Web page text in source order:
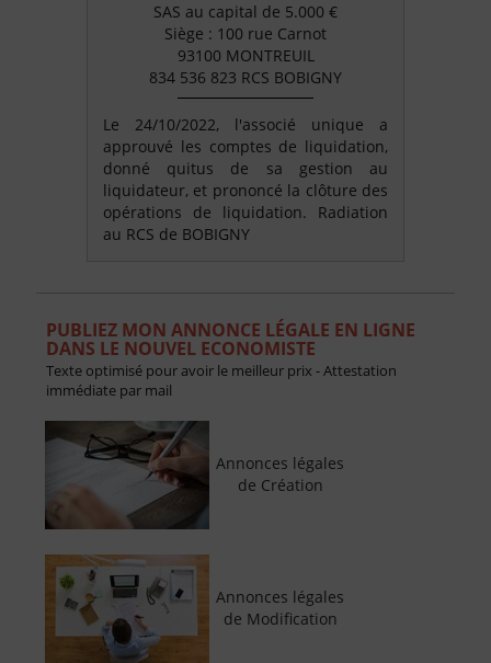
SAS au capital de 5.000 €
Siège : 100 rue Carnot
93100 MONTREUIL
834 536 823 RCS BOBIGNY
Le 24/10/2022, l'associé unique a
approuvé les comptes de liquidation,
donné quitus de sa gestion au
liquidateur, et prononcé la clôture des
opérations de liquidation. Radiation
au RCS de BOBIGNY
PUBLIEZ MON ANNONCE LÉGALE EN LIGNE
DANS LE NOUVEL ECONOMISTE
Texte optimisé pour avoir le meilleur prix - Attestation
immédiate par mail
Annonces légales
de Création
Annonces légales
de Modification